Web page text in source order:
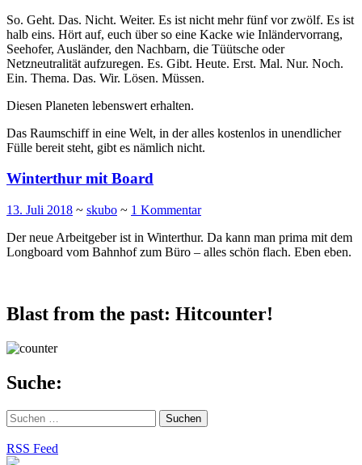
So. Geht. Das. Nicht. Weiter. Es ist nicht mehr fünf vor zwölf. Es ist
halb eins. Hört auf, euch über so eine Kacke wie Inländervorrang,
Seehofer, Ausländer, den Nachbarn, die Tüütsche oder
Netzneutralität aufzuregen. Es. Gibt. Heute. Erst. Mal. Nur. Noch.
Ein. Thema. Das. Wir. Lösen. Müssen.
Diesen Planeten lebenswert erhalten.
Das Raumschiff in eine Welt, in der alles kostenlos in unendlicher
Fülle bereit steht, gibt es nämlich nicht.
Winterthur mit Board
13. Juli 2018 ~ skubo ~ 1 Kommentar
Der neue Arbeitgeber ist in Winterthur. Da kann man prima mit dem
Longboard vom Bahnhof zum Büro – alles schön flach. Eben eben.
Blast from the past: Hitcounter!
Suche:
Suchen
nach:
RSS Feed